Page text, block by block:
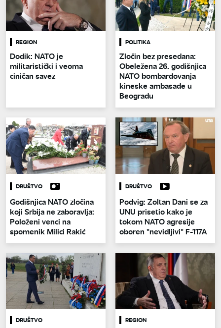
REGION
Dodik: NATO je
militaristički i veoma
ciničan savez
POLITIKA
Zločin bez presedana:
Obeležena 26. godišnjica
NATO bombardovanja
kineske ambasade u
Beogradu
DRUŠTVO
Godišnjica NATO zločina
koji Srbija ne zaboravlja:
Položeni venci na
spomenik Milici Rakić
DRUŠTVO
Podvig: Zoltan Dani se za
UNU prisetio kako je
tokom NATO agresije
oboren "nevidljivi" F-117A
DRUŠTVO REGION